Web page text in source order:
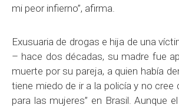
mi peor infierno”, afirma.
Exusuaria de drogas e hija de una
– hace dos décadas, su madre fue
muerte por su pareja, a quien había
tiene miedo de ir a la policía y no cree
para las mujeres” en Brasil. Aunque